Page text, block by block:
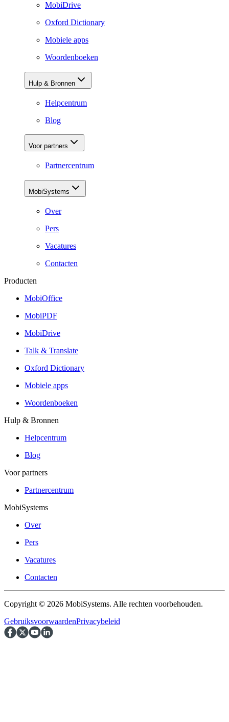
MobiDrive
Oxford Dictionary
Mobiele apps
Woordenboeken
Hulp & Bronnen
Helpcentrum
Blog
Voor partners
Partnercentrum
MobiSystems
Over
Pers
Vacatures
Contacten
Producten
MobiOffice
MobiPDF
MobiDrive
Talk & Translate
Oxford Dictionary
Mobiele apps
Woordenboeken
Hulp & Bronnen
Helpcentrum
Blog
Voor partners
Partnercentrum
MobiSystems
Over
Pers
Vacatures
Contacten
Copyright © 2026 MobiSystems. Alle rechten voorbehouden.
GebruiksvoorwaardenPrivacybeleid